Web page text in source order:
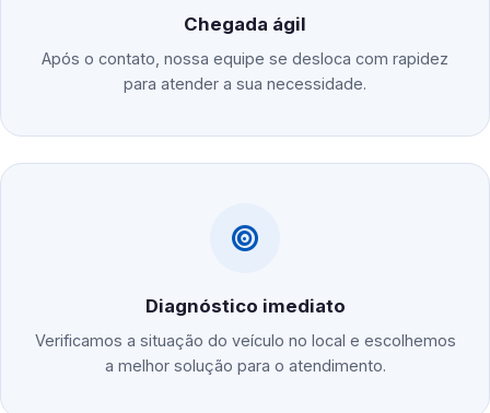
Chegada ágil
Após o contato, nossa equipe se desloca com rapidez
para atender a sua necessidade.
Diagnóstico imediato
Verificamos a situação do veículo no local e escolhemos
a melhor solução para o atendimento.